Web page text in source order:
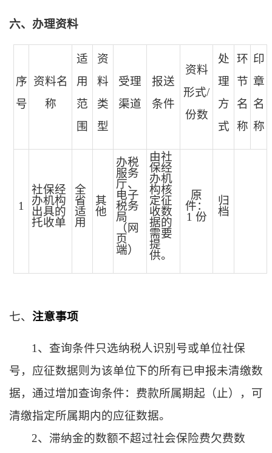
六、办理资料
序
号
资料名
称
适
用
范
围
资
料
类
型
受理
渠道
报送
条件
资料
形式/
份数
处
理
方
式
环
节
名
称
印
章
名
称
1
社保经
办机构
出具的
托收单
全
省
适
用
其
他
办税
服务
厅、
电子
税务
局
（网
页
端）
由社
保经
办机
构核
定征
收数
据的
需要
提
供。
原
件：
1 份
归
档
七、 注意事项
1、查询条件只选纳税人识别号或单位社保
号，应征数据则为该单位下的所有已申报未清缴数
据，通过增加查询条件：费款所属期起（止），可
清缴指定所属期内的应征数据。
2、滞纳金的数额不超过社会保险费欠费数